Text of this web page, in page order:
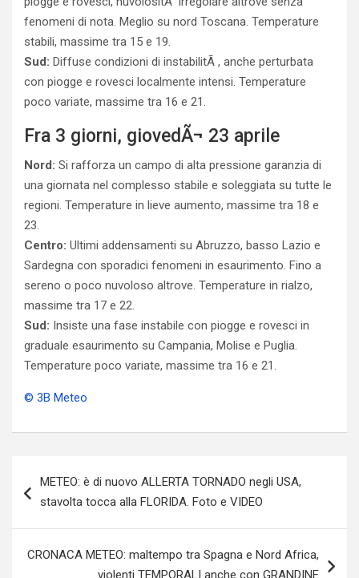
fenomeni di nota. Meglio su nord Toscana. Temperature
stabili, massime tra 15 e 19.
Sud: Diffuse condizioni di instabilitÃ , anche perturbata
con piogge e rovesci localmente intensi. Temperature
poco variate, massime tra 16 e 21.
Fra 3 giorni, giovedÃ¬ 23 aprile
Nord: Si rafforza un campo di alta pressione garanzia di
una giornata nel complesso stabile e soleggiata su tutte le
regioni. Temperature in lieve aumento, massime tra 18 e
23.
Centro: Ultimi addensamenti su Abruzzo, basso Lazio e
Sardegna con sporadici fenomeni in esaurimento. Fino a
sereno o poco nuvoloso altrove. Temperature in rialzo,
massime tra 17 e 22.
Sud: Insiste una fase instabile con piogge e rovesci in
graduale esaurimento su Campania, Molise e Puglia.
Temperature poco variate, massime tra 16 e 21.
© 3B Meteo
articoli
METEO: è di nuovo ALLERTA TORNADO negli USA,
stavolta tocca alla FLORIDA. Foto e VIDEO
CRONACA METEO: maltempo tra Spagna e Nord Africa,
violenti TEMPORALI anche con GRANDINE